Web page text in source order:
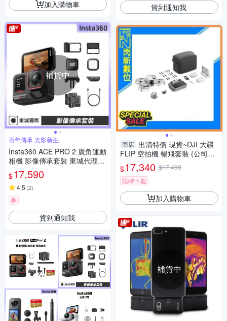
加入購物車
補貨中
百年傳承 光影新生
Insta360 ACE PRO 2 廣角運動
相機 影像傳承套裝 東城代理公
司貨
$17,590
4.5 (2)
券
貨到通知我
貨到通知我
商店 出清特價 現貨~DJI 大疆
FLIP 空拍機 暢飛套裝 (公司貨)
RC2
$17,340 $17,490
限時下殺
加入購物車
補貨中